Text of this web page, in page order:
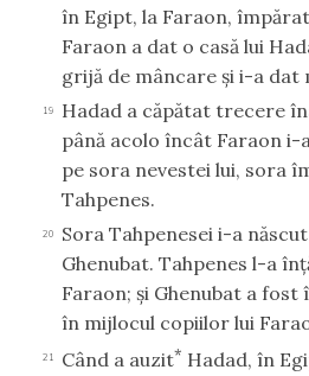
în Egipt, la Faraon,
Faraon a dat o casă lui
grijă de mâncare şi i-a dat
19
Hadad a căpătat trecere
până acolo încât Faraon i-
pe sora nevestei lui, sora
Tahpenes.
20
Sora Tahpenesei i-a
Ghenubat. Tahpenes l-a
Faraon; şi Ghenubat a fost
în mijlocul copiilor lui
21 Când a auzit* Hadad, în